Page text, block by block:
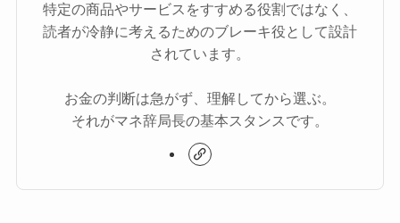
特定の商品やサービスをすすめる役割ではなく、
読者が冷静に考えるためのブレーキ役として設計
されています。
お金の判断は急がず、理解してから選ぶ。
それがマネ辞局長の基本スタンスです。